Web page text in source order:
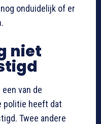
onduidelijk of er
niet
van de
politie heeft dat
Twee andere